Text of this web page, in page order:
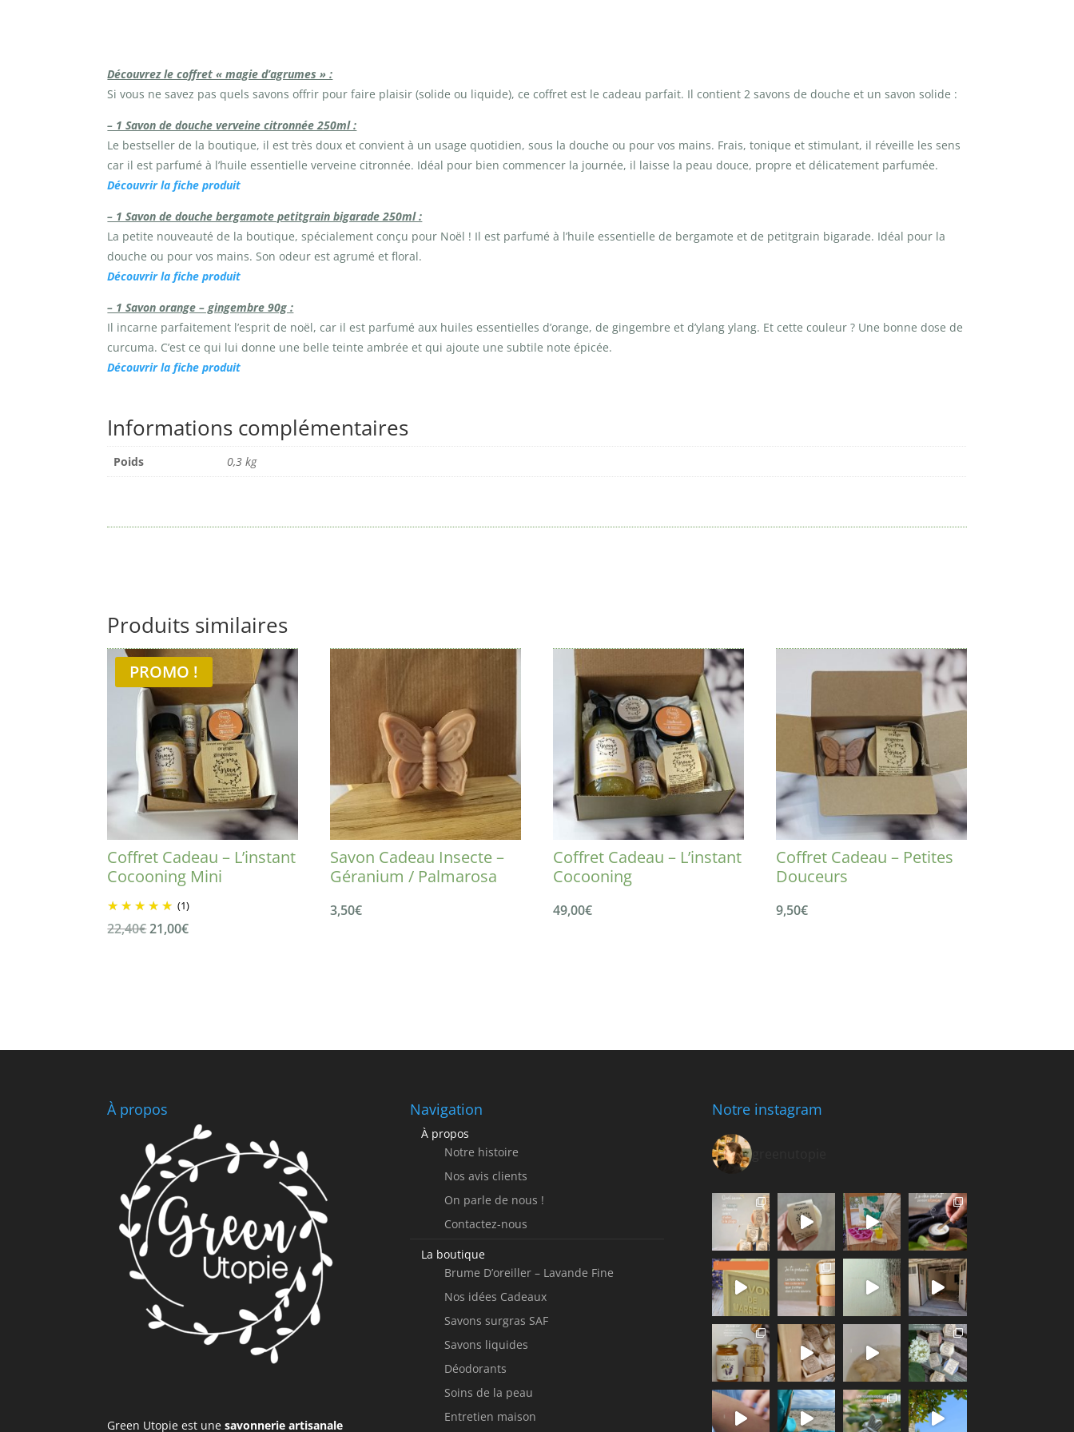
Découvrez le coffret « magie d’agrumes » :
Si vous ne savez pas quels savons offrir pour faire plaisir (solide ou liquide), ce coffret est le cadeau parfait. Il contient 2 savons de douche et un savon solide :
– 1 Savon de douche verveine citronnée 250ml :
Le bestseller de la boutique, il est très doux et convient à un usage quotidien, sous la douche ou pour vos mains. Frais, tonique et stimulant, il réveille les sens
car il est parfumé à l’huile essentielle verveine citronnée. Idéal pour bien commencer la journée, il laisse la peau douce, propre et délicatement parfumée.
Découvrir la fiche produit
– 1 Savon de douche bergamote petitgrain bigarade 250ml :
La petite nouveauté de la boutique, spécialement conçu pour Noël ! Il est parfumé à l’huile essentielle de bergamote et de petitgrain bigarade. Idéal pour la
douche ou pour vos mains. Son odeur est agrumé et floral.
Découvrir la fiche produit
– 1 Savon orange – gingembre 90g :
Il incarne parfaitement l’esprit de noël, car il est parfumé aux huiles essentielles d’orange, de gingembre et d’ylang ylang. Et cette couleur ? Une bonne dose de
curcuma. C’est ce qui lui donne une belle teinte ambrée et qui ajoute une subtile note épicée.
Découvrir la fiche produit
Informations complémentaires
Poids 0,3 kg
Produits similaires
PROMO !
Coffret Cadeau – L’instant
Cocooning Mini
(1)
22,40€ Le
21,00€Le
Savon Cadeau Insecte –
Géranium / Palmarosa
3,50€
Coffret Cadeau – L’instant
Cocooning
49,00€
Coffret Cadeau – Petites
Douceurs
9,50€
À propos
Green Utopie est unesavonnerie artisanale
Navigation
À propos
Notre histoire
Nos avis clients
On parle de nous !
Contactez-nous
La boutique
Brume D’oreiller – Lavande Fine
Nos idées Cadeaux
Savons surgras SAF
Savons liquides
Déodorants
Soins de la peau
Entretien maison
Notre instagram
greenutopie